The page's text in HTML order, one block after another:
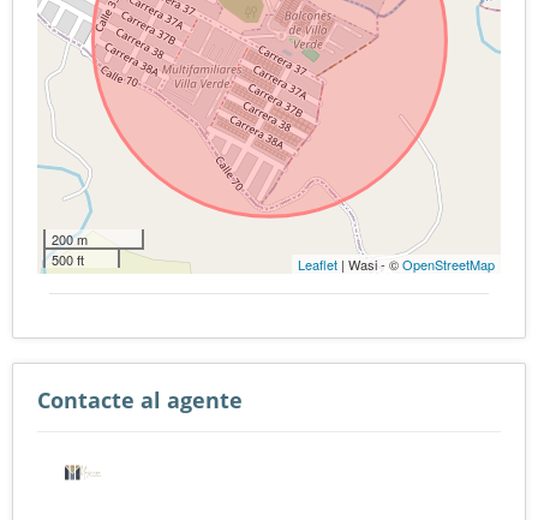
200 m
500 ft
Leaflet | Wasi - ©OpenStreetMap
Contacte al agente